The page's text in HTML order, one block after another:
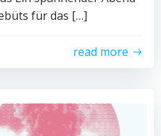
für das […]
read more